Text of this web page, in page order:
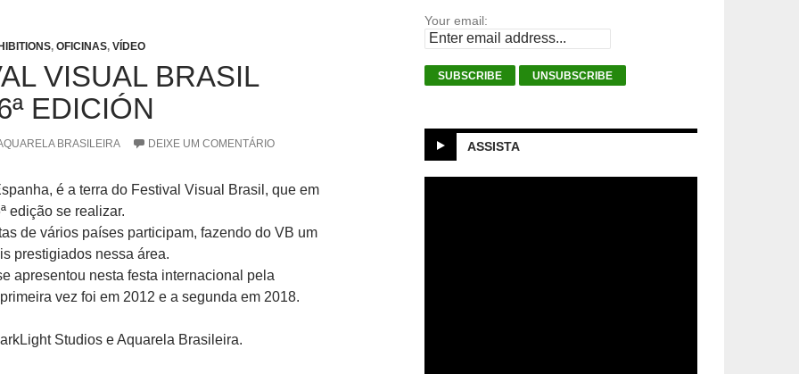
, OFICINAS, VÍDEO
VISUAL BRASIL
EDICIÓN
BRASILEIRA DEIXE UM COMENTÁRIO
é a terra do Festival Visual Brasil, que em
edição se realizar.
de vários países participam, fazendo do VB um
prestigiados nessa área.
apresentou nesta festa internacional pela
vez foi em 2012 e a segunda em 2018.
Studios e Aquarela Brasileira.
Your email:
ASSISTA